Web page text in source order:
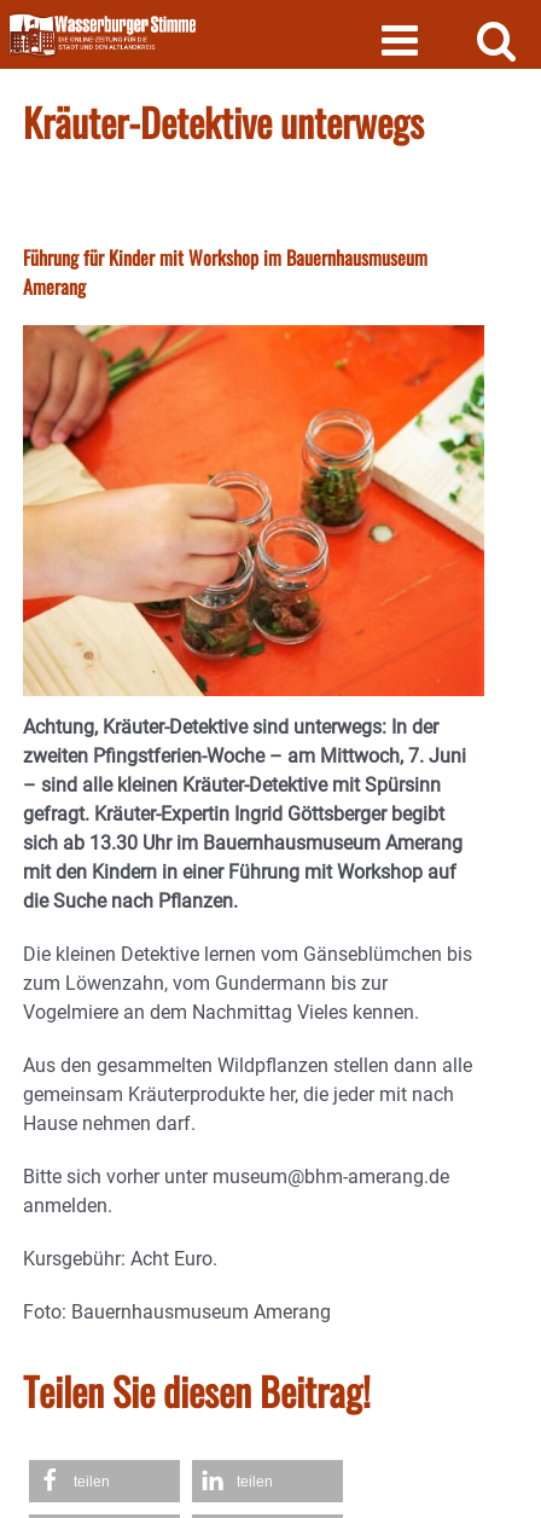
Skip
to
content
Kräuter-Detektive unterwegs
Führung für Kinder mit Workshop im Bauernhausmuseum
Amerang
Achtung, Kräuter-Detektive sind unterwegs: In der
zweiten Pfingstferien-Woche – am Mittwoch, 7. Juni
– sind alle kleinen Kräuter-Detektive mit Spürsinn
gefragt. Kräuter-Expertin Ingrid Göttsberger begibt
sich ab 13.30 Uhr im Bauernhausmuseum Amerang
mit den Kindern in einer Führung mit Workshop auf
die Suche nach Pflanzen.
Die kleinen Detektive lernen vom Gänseblümchen bis
zum Löwenzahn, vom Gundermann bis zur
Vogelmiere an dem Nachmittag Vieles kennen.
Aus den gesammelten Wildpflanzen stellen dann alle
gemeinsam Kräuterprodukte her, die jeder mit nach
Hause nehmen darf.
Bitte sich vorher unter museum@bhm-amerang.de
anmelden.
Kursgebühr: Acht Euro.
Foto: Bauernhausmuseum Amerang
Teilen Sie diesen Beitrag!
teilen teilen